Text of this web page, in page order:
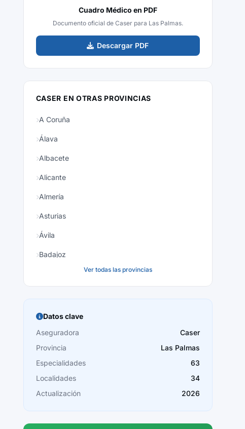
Cuadro Médico en PDF
Documento oficial de Caser para Las Palmas.
Descargar PDF
CASER EN OTRAS PROVINCIAS
A Coruña
Álava
Albacete
Alicante
Almería
Asturias
Ávila
Badajoz
Burgos
Cáceres
Cádiz
Cantabria
Castellón
Ver todas las provincias
Datos clave
Aseguradora
Caser
Provincia
Las Palmas
Especialidades
63
Localidades
34
Actualización
2026